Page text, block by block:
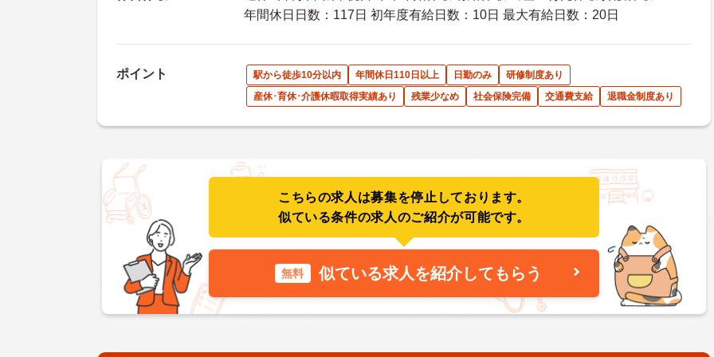
年間休日日数：117日 初年度有給日数：10日 最大有給日数：20日
ポイント 駅から徒歩10分以内 年間休日110日以上 日勤のみ
研修制度あり
産休･育休･介護休暇取得実績あり
残業少なめ 社会保険完備 交通費支給 退職金制度あり
こちらの求人は募集を停止しております。
似ている条件の求人のご紹介が可能です。
無料 似ている求人を紹介してもらう